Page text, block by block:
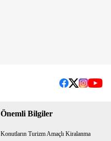
Önemli Bilgiler
Konutların Turizm Amaçlı Kiralanma